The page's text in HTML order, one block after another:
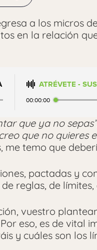
a los micros
en la relación
ATRÉVETE -
00:00:00
con los celos.
quedado me
que ya no sepas”
que no quieres
me temo que
pactadas y
reglas, de
vuestro
eso, es de vital
y cuáles son los